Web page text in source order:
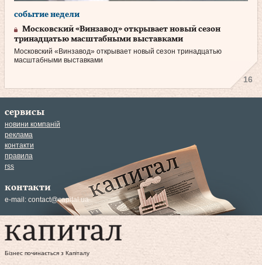
событие недели
Московский «Винзавод» открывает новый сезон
тринадцатью масштабными выставками
Московский «Винзавод» открывает новый сезон тринадцатью
масштабными выставками
16
сервисы
новини компаній
реклама
контакти
правила
rss
контакти
e-mail: contact@capital.ua
Бізнес починається з Капіталу